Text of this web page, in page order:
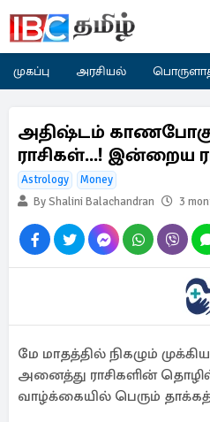
முகப்பு அரசியல்
அதிஷ்டம்
ராசிகள்...! இன்றைய
Astrology
Money
By Shalini Balachandran
3
மே மாதத்தில் நிகழும்
அனைத்து ராசிகளின்
வாழ்க்கையில் பெரும்